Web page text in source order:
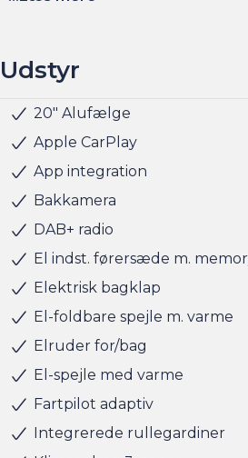
Udstyr
20" Alufælge
Apple CarPlay
App integration
Bakkamera
DAB+ radio
El indst. førersæde m.
Elektrisk bagklap
El-foldbare spejle m. varme
Elruder for/bag
El-spejle med varme
Fartpilot adaptiv
Integrerede rullegardiner
Parkeringssensor for/bag
Sædevarme for/bag
Trådløs mobilopladning
Fuld LED forlygter
Mørktonede ruder bag
Armlæn
Armlæn bag
Ambiente belysning
Højdejusterbart
Kopholder
Læderrat
Rat m. varme
Splitbagsæde
Airbag
Antispin
Auto hold
Automatisk nødbremsesystem
Automatisk nødopkald
Dæktrykssensor
ESP
Lyssensor
Træthedsregistrering
Vejbaneassistent